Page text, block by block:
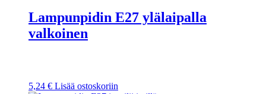
Lampunpidin E27 ylälaipalla
valkoinen
5,24 € Lisää ostoskoriin